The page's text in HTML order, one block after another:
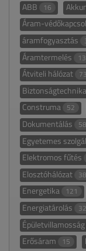
ABB 16
Áram-
áramfogyasztás
Áramtermelés
Átviteli hálózat 73
Biztonságtechnika
Construma 52
Dokumentálás 58
Egyetemes
Elektromos fűtés
Elosztóhálózat 38
Energetika 121
Energiatárolás 32
Épületvillamosság
Erősáram 15